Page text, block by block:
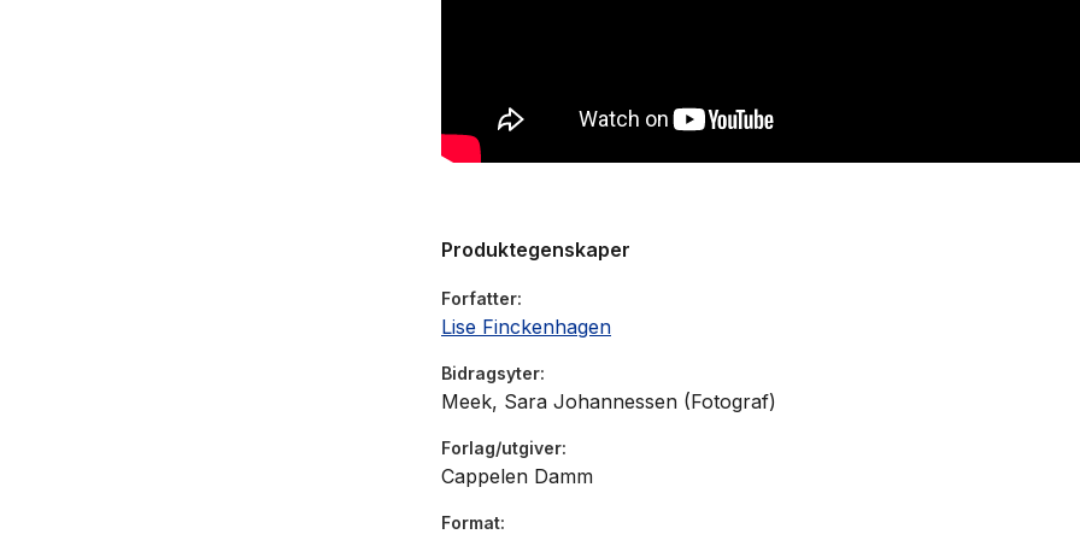
Produktegenskaper
Forfatter
Lise Finckenhagen
Bidragsyter
Meek, Sara Johannessen (Fotograf)
Forlag/utgiver
Cappelen Damm
Format